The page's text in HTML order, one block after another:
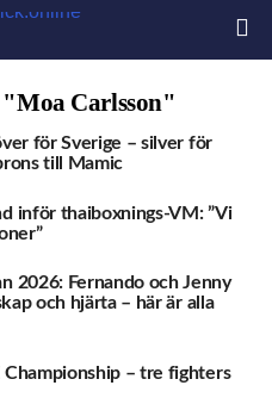
"Moa Carlsson"
för Sverige – silver för
till Mamic
inför thaiboxnings-VM: ”Vi
2026: Fernando och Jenny
och hjärta – här är alla
Championship – tre fighters